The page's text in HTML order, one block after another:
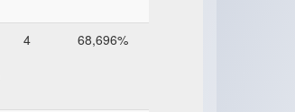
4 68,696%